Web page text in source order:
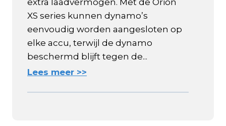
extra laadvermogen. Met de Orion
XS series kunnen dynamo’s
eenvoudig worden aangesloten op
elke accu, terwijl de dynamo
beschermd blijft tegen de...
Lees meer >>